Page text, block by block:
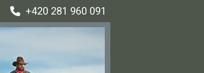
+420 281 960 091